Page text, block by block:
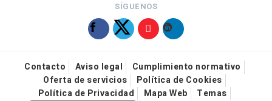
SÍGUENOS
Contacto Aviso legal
Cumplimiento normativo
Oferta de servicios
Política de Cookies
Política de Privacidad
Mapa Web Temas